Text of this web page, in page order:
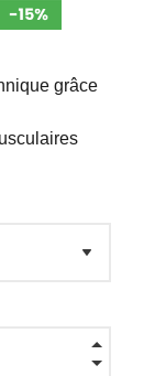
grâce